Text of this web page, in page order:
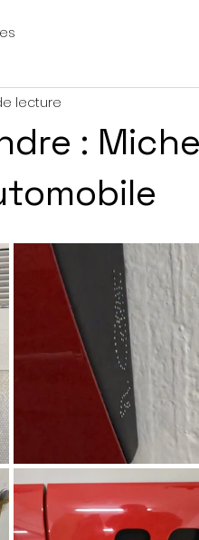
:
lecture